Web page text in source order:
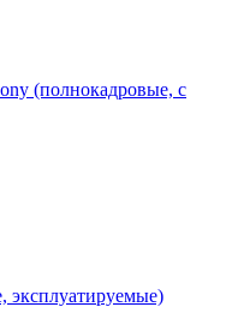
(полнокадровые, с
эксплуатируемые)